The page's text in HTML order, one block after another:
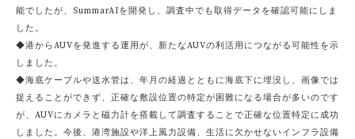
能でしたが、SummarAIを開発し、調査中でも取得データを確認可能にしま
した。
◆港からAUVを発進する運用が、新たなAUVの利活用につながる可能性を示
しました。
◆海底ケーブルや送水管は、年月の経過とともに海底下に埋没し、画像では
捉えることができず、正確な敷設位置の特定が困難になる場合が多いのです
が、AUVにカメラと磁力計を搭載して調査することで正確な位置特定に成功
しました。今後、港湾施設や洋上風力設備、生活に欠かせないインフラ設備